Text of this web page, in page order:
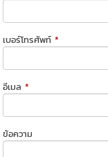
เบอร์โทรศัพท์ *
อีเมล *
ข้อความ